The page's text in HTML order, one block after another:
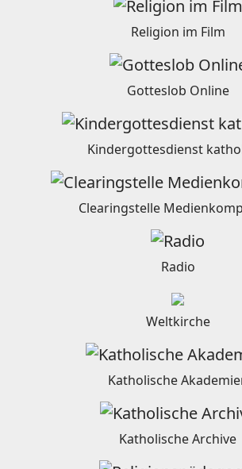
Religion im Film
Gotteslob Online
Kindergottesdienst
Clearingstelle
Radio
Weltkirche
Katholische
Katholische Archive